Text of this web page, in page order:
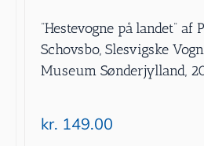
”Hestevogne på landet” af
Schovsbo, Slesvigske
Museum Sønderjylland,
kr. 149.00